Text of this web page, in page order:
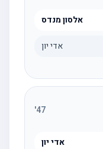
אלסון מנדס
אדי יון
47
'
אדי יון